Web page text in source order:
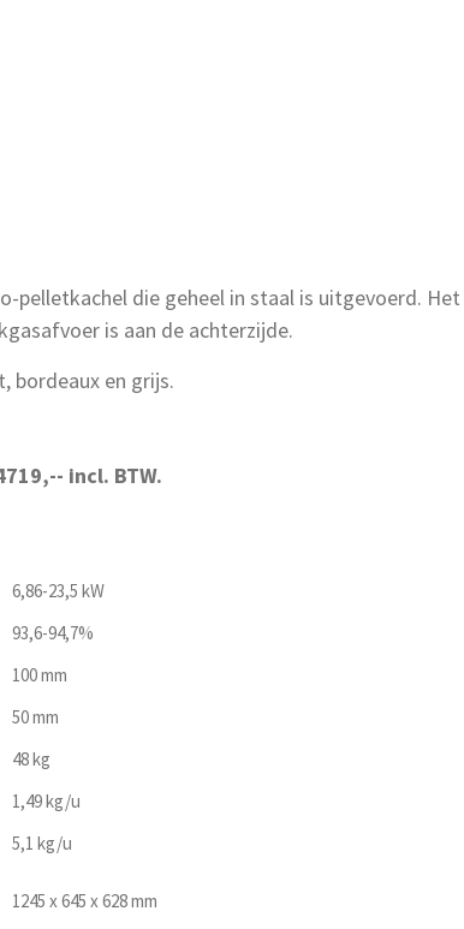
pelletkachel die geheel in staal is uitgevoerd. Het
is aan de achterzijde.
bordeaux en grijs.
incl. BTW.
6,86-23,5 kW
93,6-94,7%
100 mm
50 mm
48 kg
1,49 kg/u
5,1 kg/u
1245 x 645 x 628 mm